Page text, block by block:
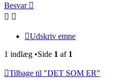
Besvar
Udskriv emne
1 indlæg •Side 1 af 1
Tilbage til "DET SOM ER"